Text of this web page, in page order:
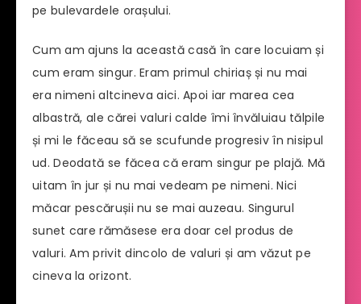
pe bulevardele orașului.
Cum am ajuns la această casă în care locuiam și
cum eram singur. Eram primul chiriaș și nu mai
era nimeni altcineva aici. Apoi iar marea cea
albastră, ale cărei valuri calde îmi învăluiau tălpile
și mi le făceau să se scufunde progresiv în nisipul
ud. Deodată se făcea că eram singur pe plajă. Mă
uitam în jur și nu mai vedeam pe nimeni. Nici
măcar pescărușii nu se mai auzeau. Singurul
sunet care rămăsese era doar cel produs de
valuri. Am privit dincolo de valuri și am văzut pe
cineva la orizont.